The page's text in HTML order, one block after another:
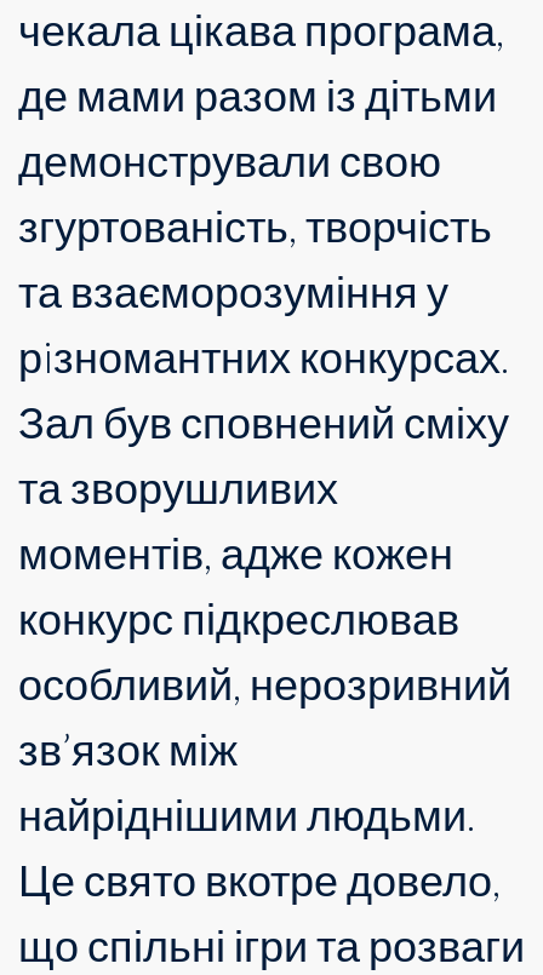
чекала цікава програма,
де мами разом із дітьми
демонстрували свою
згуртованість, творчість
та взаєморозуміння у
рiзномантних конкурсах.
Зал був сповнений сміху
та зворушливих
моментів, адже кожен
конкурс підкреслював
особливий, нерозривний
зв’язок між
найріднішими людьми.
Це свято вкотре довело,
що спільні ігри та розваги